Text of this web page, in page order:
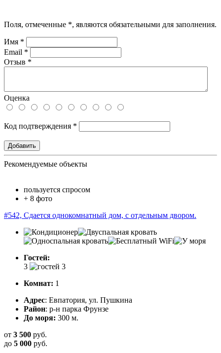
Поля, отмеченные *, являются обязательными для заполнения.
Имя *
Email *
Отзыв *
Оценка
Код подтверждения *
Рекомендуемые объекты
пользуется спросом
+ 8 фото
#542, Сдается однокомнатный дом, с отдельным двором.
Гостей:
3
Комнат: 1
Адрес: Евпатория, ул. Пушкина
Район: р-н парка Фрунзе
До моря: 300 м.
от 3 500 руб.
до 5 000 руб.